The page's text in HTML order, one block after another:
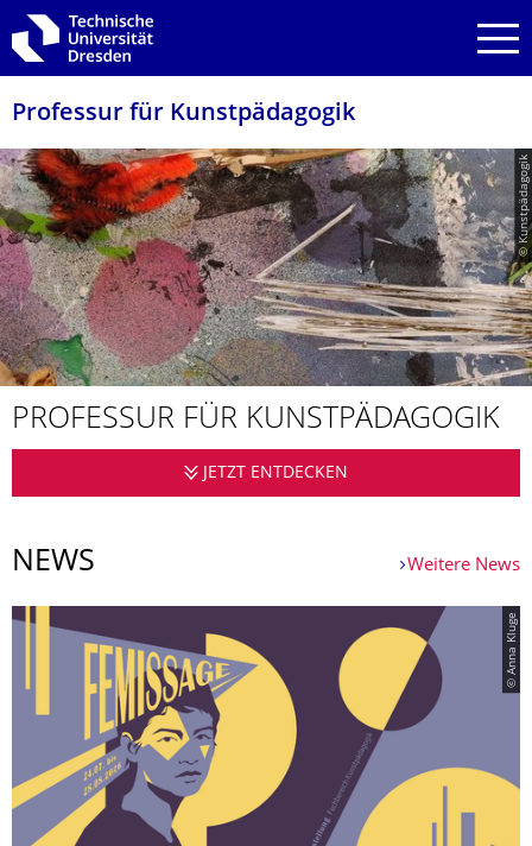
Zur Hauptnavigation springen
Zur Suche springen
Zum Inhalt springen
Professur für Kunstpädagogik
© Kunstpädagogik
PROFESSUR FÜR KUNSTPÄDAGO­GIK
JETZT ENTDECKEN
NEWS Weitere News
© Anna Kluge